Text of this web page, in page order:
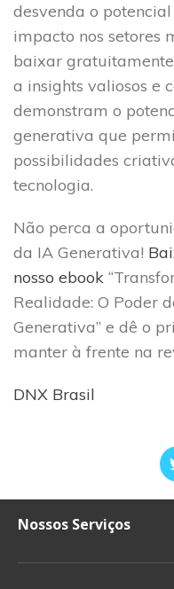
desvenda o
impacto nos setores
baixar
a insights valiosos e
demonstram o
generativa que
possibilidades
tecnologia.
Não perca a
da IA Generativa!
nosso ebook
Realidade: O Poder
Generativa” e dê o
manter à frente na
DNX Brasil
Nossos Serviços